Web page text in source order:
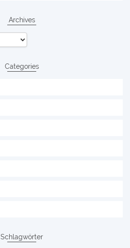
Archives
Categories
Schlagwörter